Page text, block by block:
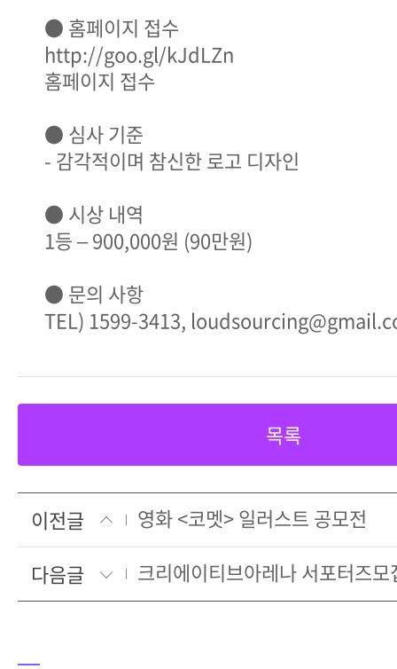
● 홈페이지 접수
http://goo.gl/kJdLZn
홈페이지 접수
● 심사 기준
- 감각적이며 참신한 로고 디자인
● 시상 내역
1등 – 900,000원 (90만원)
● 문의 사항
TEL) 1599-3413,
목록
이전글
영화 <코멧> 일러스트 공모전
다음글
크리에이티브아레나 서포터즈모